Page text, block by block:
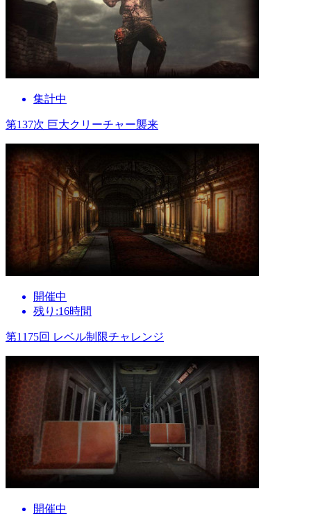
集計中
第137次 巨大クリーチャー襲来
開催中
残り:16時間
第1175回 レベル制限チャレンジ
開催中